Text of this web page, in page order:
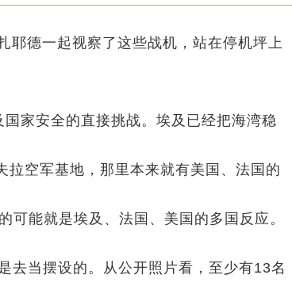
耶德一起视察了这些战机，站在停机坪上
家安全的直接挑战。埃及已经把海湾稳
空军基地，那里本来就有美国、法国的
能就是埃及、法国、美国的多国反应。
去当摆设的。从公开照片看，至少有13名